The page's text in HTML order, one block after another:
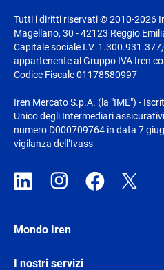
Tutti i diritti riservati © 2010-2026
Magellano, 30 - 42123 Reggio
Capitale sociale I.V.
appartenente al Gruppo IVA Iren
Codice Fiscale 01178580997
Iren Mercato S.p.A. (la "IME") -
Unico degli Intermediari
numero D000709764 in data 7
vigilanza dell’Ivass
Mondo Iren
I nostri servizi